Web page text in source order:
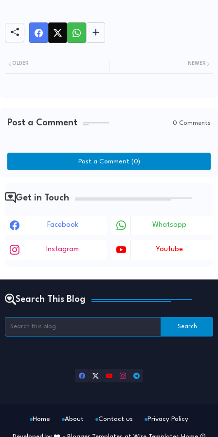
NEWER
OLDER
Post a Comment 0 Comments
Post a Comment (0)
Get in Touch
Facebook Whatsapp
Instagram Youtube
Search This Blog
Home About Contact us Privacy Policy